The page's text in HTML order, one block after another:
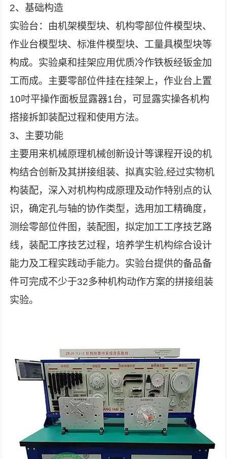
2、基础构造
实验台：由机架模型块、机构零部位件模型块、
作业台模型块、标准件模型块、工量具模型块等
构成。实验桌和挂架应用优质冷作铁板经钣金加
工而成。主要零部位件挂在挂架上，作业台上置
10吋平操作面板显露器1台，可显露实操各机构
搭接拆卸装配过程和使用方法。
3、主要功能
主要用来机械原理机械创新设计等课程开设的机
构结合创新及其拼接组装、拟真实验,经过实物机
构装配，深入对机构构成原理及动作特别点的认
识，确定孔与轴的协作类型，选用加工精确度，
测绘零部位件图，装配图，拟定加工工序技艺路
线，装配工序技艺过程，培养学生机构综合设计
能力及工程实践动手能力。实验台提供的备品备
件可完成不少于32多种机构动作方案的拼接组装
实验。